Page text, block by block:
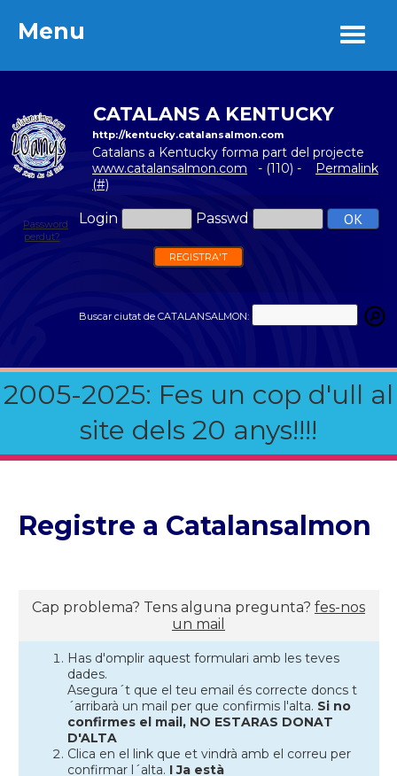
Menu
CATALANS A KENTUCKY
http://kentucky.catalansalmon.com
Catalans a Kentucky forma part del projecte
www.catalansalmon.com - (110) - Permalink
(#)
Login Passwd
Password
perdut?
REGISTRA'T
Buscar ciutat de CATALANSALMON:
2005-2025: Fes un cop d'ull al
site dels 20 anys!!!!
Menu
Registre a Catalansalmon
Cap problema? Tens alguna pregunta? fes-nos
un mail
Has d'omplir aquest formulari amb les teves
dades.
Asegura´t que el teu email és correcte doncs t
´arribarà un mail per que confirmis l'alta. Si no
confirmes el mail, NO ESTARAS DONAT
D'ALTA
Clica en el link que et vindrà amb el correu per
confirmar l´alta. I Ja està